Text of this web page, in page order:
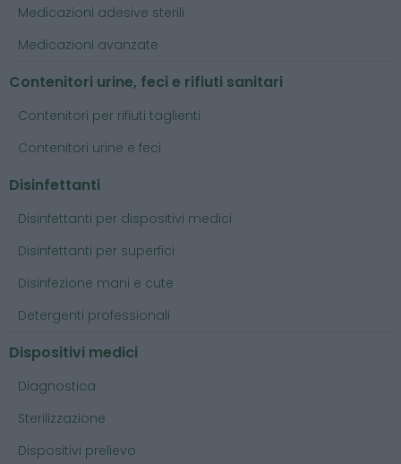
Medicazioni adesive sterili
Medicazioni avanzate
Contenitori urine, feci e rifiuti sanitari
Contenitori per rifiuti taglienti
Contenitori urine e feci
Disinfettanti
Disinfettanti per dispositivi medici
Disinfettanti per superfici
Disinfezione mani e cute
Detergenti professionali
Dispositivi medici
Diagnostica
Sterilizzazione
Dispositivi prelievo